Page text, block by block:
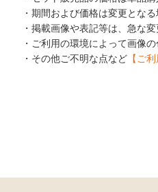
・期間および価格は変更とな
・掲載画像や表記等は、急な
・ご利用の環境によって画像
・その他ご不明な点など 【ご